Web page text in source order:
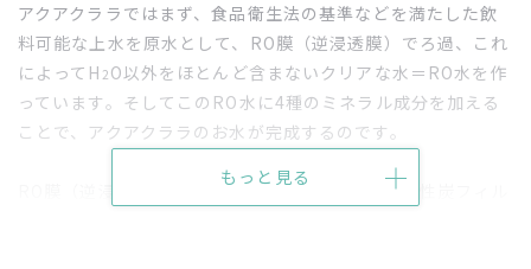
もっと見る
アクアクララではまず、食品衛生法の基準などを満たした飲
料可能な上水を原水として、RO膜（逆浸透膜）でろ過、これ
によってH 2 O以外をほとんど含まないクリアな水＝RO水を作
っています。そしてこのRO水に4種のミネラル成分を加える
ことで、アクアクララのお水が完成するのです。
RO膜（逆浸透膜）を使ったろ過システムでは、活性炭フィル